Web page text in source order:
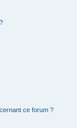
ce forum ?